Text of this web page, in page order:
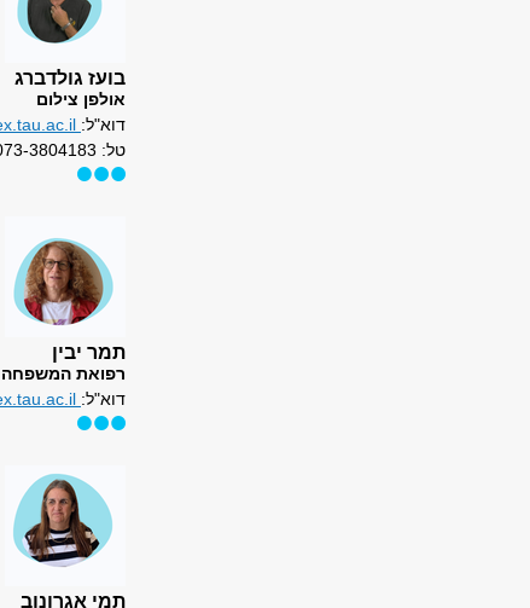
בועז גולדברג
אולפן צילום
דוא"ל:
טל: 073-3804183
תמר יבין
רפואת המשפחה
דוא"ל:
תמי אגרונוב